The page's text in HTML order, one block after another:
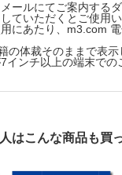
症治療薬の正しい使い方【
・レジデント！ 日常診
るのにもエコー？ 〜エ
医学の世界 からだのトリ
ールにてご案内する
ていただくとご使用い
にあたり、m3.com
の体裁そのままで表示
インチ以上の端末での
はこんな商品も買